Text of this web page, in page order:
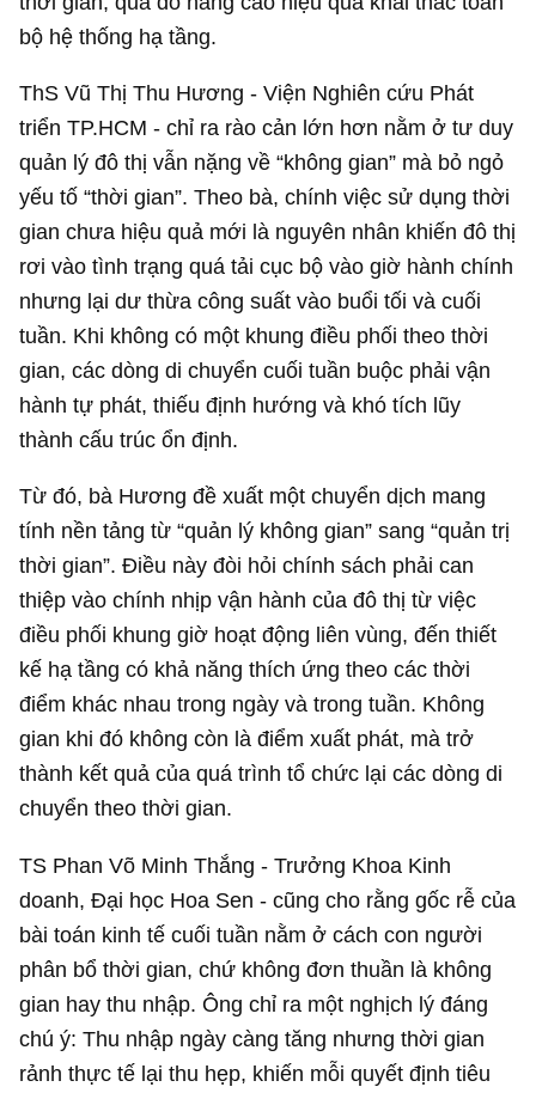
bộ hệ thống hạ tầng.
ThS Vũ Thị Thu Hương - Viện Nghiên cứu Phát
triển TP.HCM - chỉ ra rào cản lớn hơn nằm ở tư duy
quản lý đô thị vẫn nặng về “không gian” mà bỏ ngỏ
yếu tố “thời gian”. Theo bà, chính việc sử dụng thời
gian chưa hiệu quả mới là nguyên nhân khiến đô thị
rơi vào tình trạng quá tải cục bộ vào giờ hành chính
nhưng lại dư thừa công suất vào buổi tối và cuối
tuần. Khi không có một khung điều phối theo thời
gian, các dòng di chuyển cuối tuần buộc phải vận
hành tự phát, thiếu định hướng và khó tích lũy
thành cấu trúc ổn định.
Từ đó, bà Hương đề xuất một chuyển dịch mang
tính nền tảng từ “quản lý không gian” sang “quản trị
thời gian”. Điều này đòi hỏi chính sách phải can
thiệp vào chính nhịp vận hành của đô thị từ việc
điều phối khung giờ hoạt động liên vùng, đến thiết
kế hạ tầng có khả năng thích ứng theo các thời
điểm khác nhau trong ngày và trong tuần. Không
gian khi đó không còn là điểm xuất phát, mà trở
thành kết quả của quá trình tổ chức lại các dòng di
chuyển theo thời gian.
TS Phan Võ Minh Thắng - Trưởng Khoa Kinh
doanh, Đại học Hoa Sen - cũng cho rằng gốc rễ của
bài toán kinh tế cuối tuần nằm ở cách con người
phân bổ thời gian, chứ không đơn thuần là không
gian hay thu nhập. Ông chỉ ra một nghịch lý đáng
chú ý: Thu nhập ngày càng tăng nhưng thời gian
rảnh thực tế lại thu hẹp, khiến mỗi quyết định tiêu